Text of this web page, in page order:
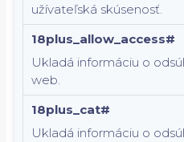
užívateľská skúsenosť.
18plus_allow_access#
Ukladá informáciu o
web.
18plus_cat#
Ukladá informáciu o